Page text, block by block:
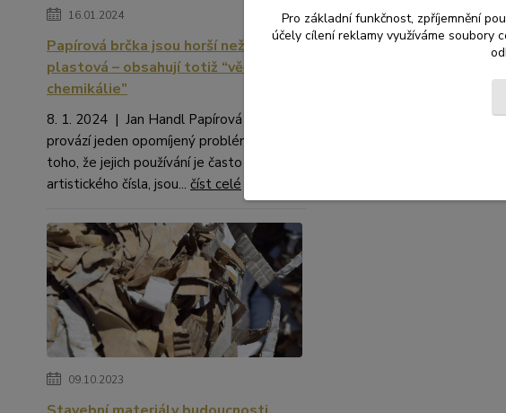
16.01.2024
Papírová brčka jsou horší než
plastová – obsahují totiž “věčné
chemikálie”
8. 1. 2024 | Jan Handl Papírová brčka
provází jeden opomíjený problém. Kromě
toho, že jejich používání je často na hraně
artistického čísla, jsou... číst celé
09.10.2023
DEKORACE
Pro základní funkčnost, zpříjemnění
účely cílení reklamy využíváme soubory